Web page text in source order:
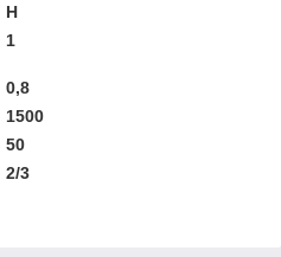
Н
1
0,8
1500
50
2/3